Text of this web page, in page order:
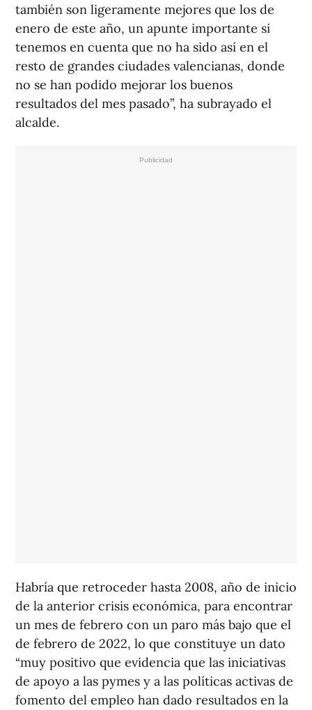
también son ligeramente mejores que los de
enero de este año, un apunte importante si
tenemos en cuenta que no ha sido así en el
resto de grandes ciudades valencianas, donde
no se han podido mejorar los buenos
resultados del mes pasado”, ha subrayado el
alcalde.
Habría que retroceder hasta 2008, año de inicio
de la anterior crisis económica, para encontrar
un mes de febrero con un paro más bajo que el
de febrero de 2022, lo que constituye un dato
“muy positivo que evidencia que las iniciativas
de apoyo a las pymes y a las políticas activas de
fomento del empleo han dado resultados en la